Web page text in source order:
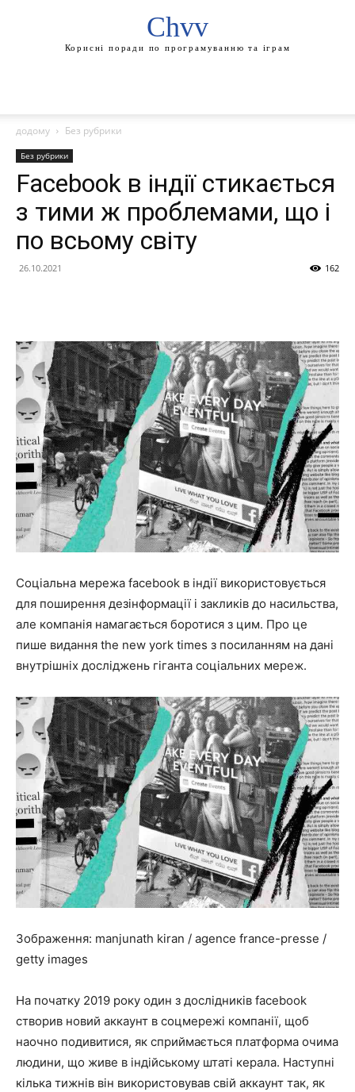
Chvv
Корисні поради по програмуванню та іграм
додому Без рубрики
Без рубрики
Facebook в індії стикається
з тими ж проблемами, що і
по всьому світу
26.10.2021 162
Соціальна мережа facebook в індії використовується
для поширення дезінформації і закликів до насильства,
але компанія намагається боротися з цим. Про це
пише видання the new york times з посиланням на дані
внутрішніх досліджень гіганта соціальних мереж.
Зображення: manjunath kiran / agence france-presse /
getty images
На початку 2019 року один з дослідників facebook
створив новий аккаунт в соцмережі компанії, щоб
наочно подивитися, як сприймається платформа очима
людини, що живе в індійському штаті керала. Наступні
кілька тижнів він використовував свій аккаунт так, як